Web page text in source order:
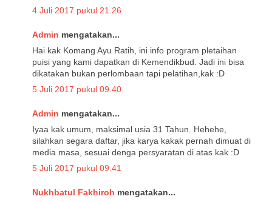
4 Juli 2017 pukul 21.26
Admin mengatakan...
Hai kak Komang Ayu Ratih, ini info program pletaihan
puisi yang kami dapatkan di Kemendikbud. Jadi ini bisa
dikatakan bukan perlombaan tapi pelatihan,kak :D
5 Juli 2017 pukul 09.40
Admin mengatakan...
Iyaa kak umum, maksimal usia 31 Tahun. Hehehe,
silahkan segara daftar, jika karya kakak pernah dimuat di
media masa, sesuai denga persyaratan di atas kak :D
5 Juli 2017 pukul 09.41
Nukhbatul Fakhiroh mengatakan...